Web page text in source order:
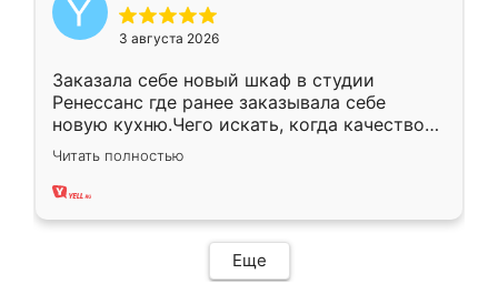
3 августа 2026
Заказала себе новый шкаф в студии
Ренессанс где ранее заказывала себе
новую кухню.Чего искать, когда качеством
вполне довольна. Служит кухня уже почти
два года, нареканий нет.
Читать полностью
Еще